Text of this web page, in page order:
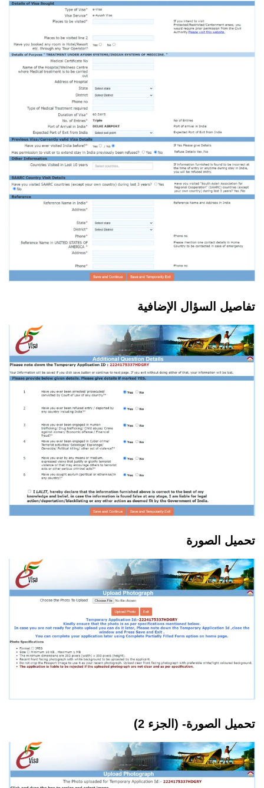
تفاصيل السؤال الإضافية
تحميل الصورة
تحميل الصورة- (الجزء 2)